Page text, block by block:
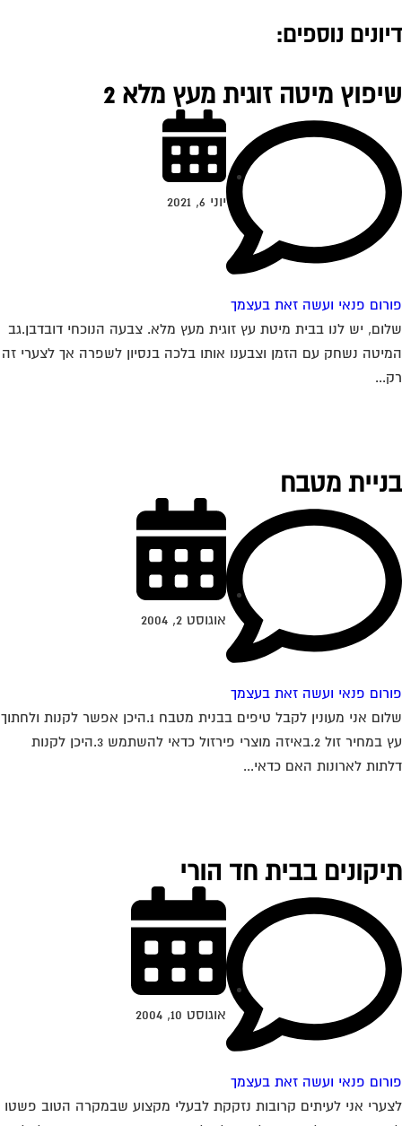
נוספים:
מיטה זוגית מעץ מלא 2
פנאי ועשה זאת בעצמך
יוני 6, 2021
יש לנו בבית מיטת עץ זוגית מעץ מלא. צבעה הנוכחי דובדבן.גב
נשחק עם הזמן וצבענו אותו בלכה בנסיון לשפרה אך לצערי זה
מטבח
פנאי ועשה זאת בעצמך
אוגוסט 2, 2004
שלום אני מעונין לקבל טיפים בבנית מטבח 1.היכן אפשר לקנות ולחתוך
עץ במחיר זול 2.באיזה מוצרי פירזול כדאי להשתמש 3.היכן לקנות
לארונות האם כדאי...
בבית חד הורי
פנאי ועשה זאת בעצמך
אוגוסט 10, 2004
אני לעיתים קרובות נזקקת לבעלי מקצוע שבמקרה הטוב פשטו